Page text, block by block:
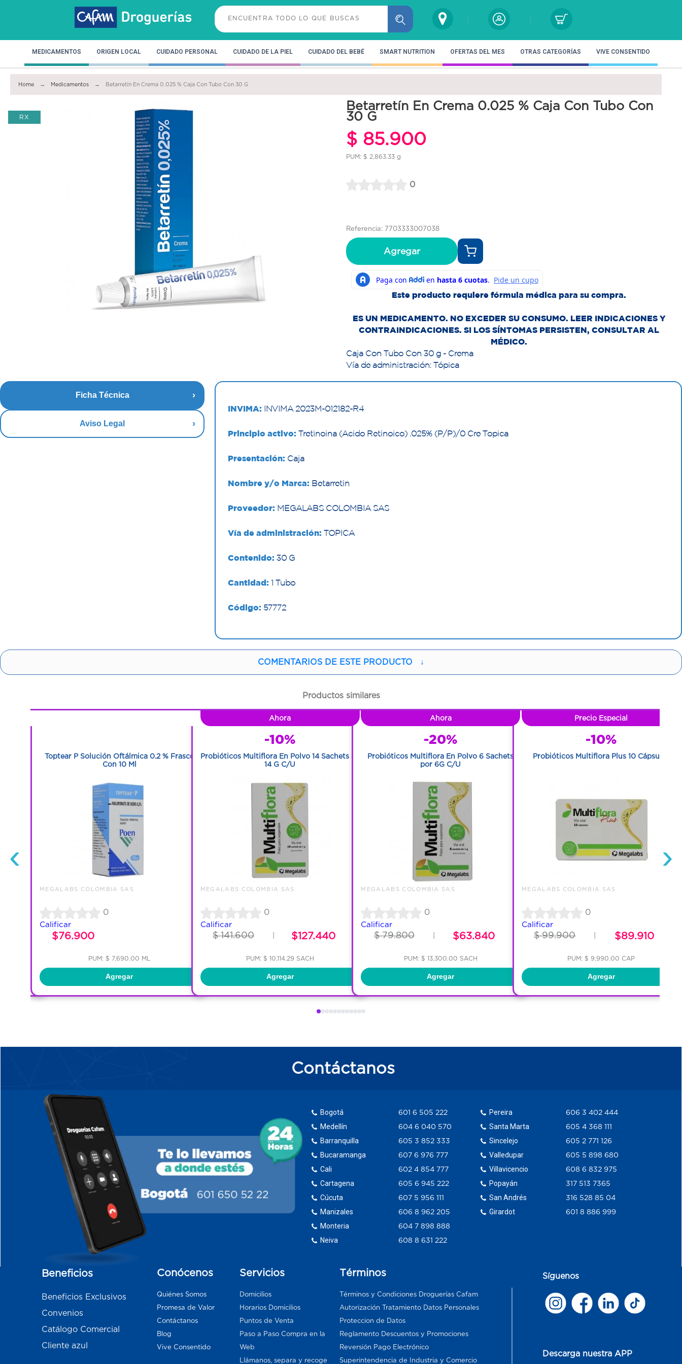
MEDICAMENTOS ORIGEN LOCAL CUIDADO PERSONAL CUIDADO DE LA PIEL CUIDADO DEL BEBÉ SMART NUTRITION OFERTAS DEL MES OTRAS CATEGORÍAS VIVE CONSENTIDO
Home Medicamentos Betarretín En Crema 0.025 % Caja Con Tubo Con 30 G
RX
Betarretín En Crema 0.025 % Caja Con Tubo Con
30 G
$ 85.900
PUM: $ 2,863.33 g
0
Referencia: 7703333007038
Agregar
Este producto requiere fórmula médica para su compra.
ES UN MEDICAMENTO. NO EXCEDER SU CONSUMO. LEER INDICACIONES Y
CONTRAINDICACIONES. SI LOS SÍNTOMAS PERSISTEN, CONSULTAR AL
MÉDICO.
Caja Con Tubo Con 30 g - Crema
Vía de administración: Tópica
Ficha Técnica
Aviso Legal
INVIMA: INVIMA 2023M-012182-R4
Principio activo: Tretinoina (Acido Retinoico) .025% (P/P)/0 Cre Topica
Presentación: Caja
Nombre y/o Marca: Betarretin
Proveedor: MEGALABS COLOMBIA SAS
Vía de administración: TOPICA
Contenido: 30 G
Cantidad: 1 Tubo
Código: 57772
COMENTARIOS DE ESTE PRODUCTO ↓
Productos similares
‹
Toptear P Solución Oftálmica 0.2 % Frasco
Con 10 Ml
MEGALABS COLOMBIA SAS
0
Calificar
$76.900
PUM: $ 7,690.00 ML
Agregar
Ahora
-10%
Probióticos Multiflora En Polvo 14 Sachets de
14 G C/U
MEGALABS COLOMBIA SAS
0
Calificar
$ 141.600 $127.440
PUM: $ 10,114.29 SACH
Agregar
Ahora
-20%
Probióticos Multiflora En Polvo 6 Sachets
por 6G C/U
MEGALABS COLOMBIA SAS
0
Calificar
$ 79.800 $63.840
PUM: $ 13,300.00 SACH
Agregar
Precio Especial
-10%
Probióticos Multiflora Plus 10 Cápsulas
MEGALABS COLOMBIA SAS
0
Calificar
$ 99.900 $89.910
PUM: $ 9,990.00 CAP
Agregar
›
Contáctanos
Bogotá
Medellín
Barranquilla
Bucaramanga
Cali
Cartagena
Cúcuta
Manizales
Monteria
Neiva
601 6 505 222
604 6 040 570
605 3 852 333
607 6 976 777
602 4 854 777
605 6 945 222
607 5 956 111
606 8 962 205
604 7 898 888
608 8 631 222
Pereira
Santa Marta
Sincelejo
Valledupar
Villavicencio
Popayán
San Andrés
Girardot
606 3 402 444
605 4 368 111
605 2 771 126
605 5 898 680
608 6 832 975
317 513 7365
316 528 85 04
601 8 886 999
Beneficios
Beneficios Exclusivos
Convenios
Catálogo Comercial
Cliente azul
Conócenos
Quiénes Somos
Promesa de Valor
Contáctanos
Blog
Vive Consentido
Servicios
Domicilios
Horarios Domicilios
Puntos de Venta
Paso a Paso Compra en la
Web
Llámanos, separa y recoge
Términos
Términos y Condiciones Droguerías Cafam
Autorización Tratamiento Datos Personales
Proteccion de Datos
Reglamento Descuentos y Promociones
Reversión Pago Electrónico
Superintendencia de Industria y Comercio
Síguenos
Descarga nuestra APP